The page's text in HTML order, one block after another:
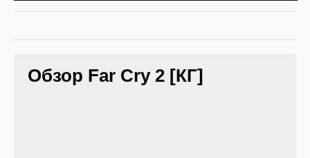
Обзор Far Cry 2 [КГ]